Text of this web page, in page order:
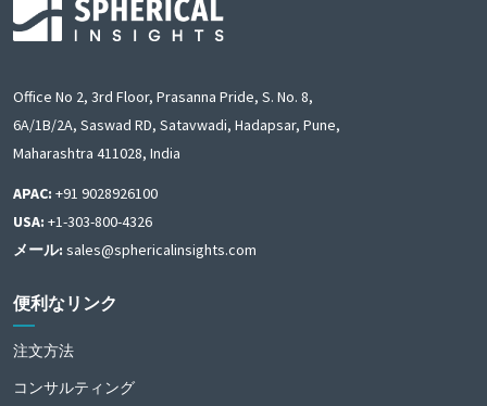
Office No 2, 3rd Floor, Prasanna Pride, S. No. 8,
6A/1B/2A, Saswad RD, Satavwadi, Hadapsar, Pune,
Maharashtra 411028, India
APAC: +91 9028926100
USA: +1-303-800-4326
メール: sales@sphericalinsights.com
便利なリンク
注文方法
コンサルティング